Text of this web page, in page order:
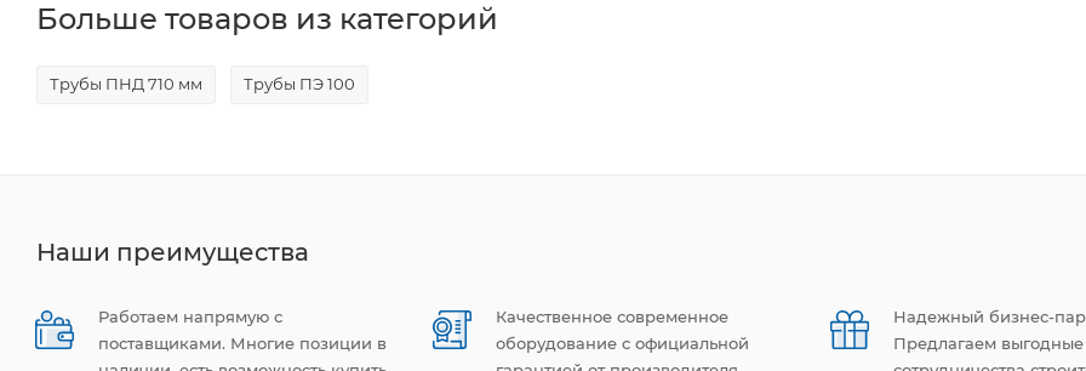
Больше товаров из категорий
Трубы ПНД 710 мм Трубы ПЭ 100
Наши преимущества
Работаем напрямую с
поставщиками. Многие позиции в
Качественное современное
оборудование с официальной
Надежный бизнес-
Предлагаем выгодные